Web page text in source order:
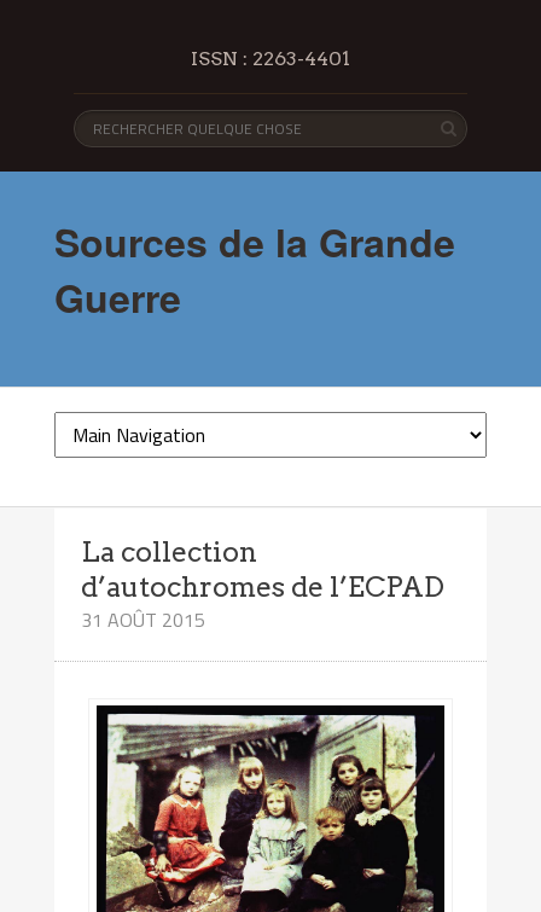
ISSN : 2263-4401
Sources de la Grande
Guerre
La collection
d’autochromes de l’ECPAD
31 AOÛT 2015